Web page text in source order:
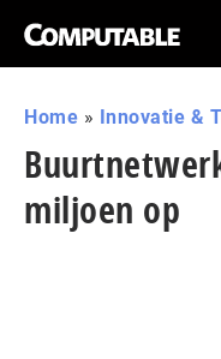
Home » Innovatie &
miljoen op